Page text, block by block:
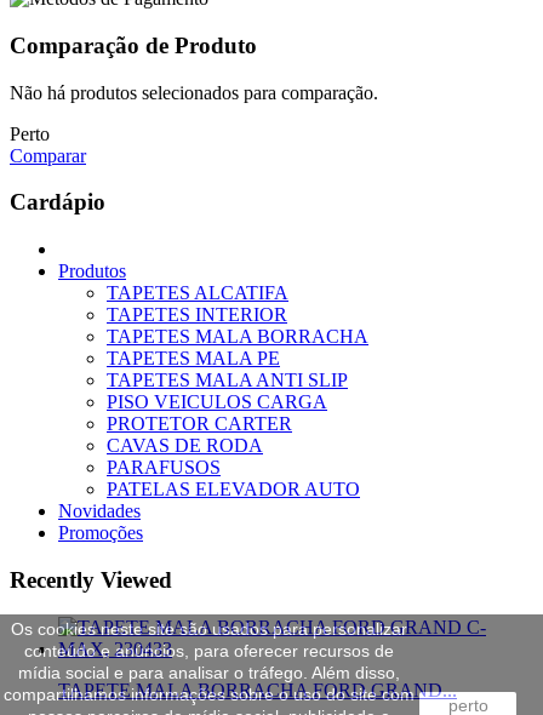
Os cookies neste site são usados para personalizar
conteúdo e anúncios, para oferecer recursos de
mídia social e para analisar o tráfego. Além disso,
compartilhamos informações sobre o uso do site com
perto
Comparação de Produto
Não há produtos selecionados para comparação.
Perto
Comparar
Cardápio
Produtos
TAPETES ALCATIFA
TAPETES INTERIOR
TAPETES MALA BORRACHA
TAPETES MALA PE
TAPETES MALA ANTI SLIP
PISO VEICULOS CARGA
PROTETOR CARTER
CAVAS DE RODA
PARAFUSOS
PATELAS ELEVADOR AUTO
Novidades
Promoções
Recently Viewed
TAPETE MALA BORRACHA FORD GRAND...